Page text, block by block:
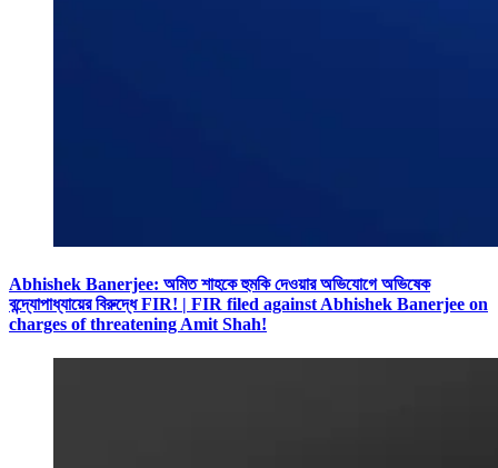
Abhishek Banerjee: অমিত শাহকে হুমকি দেওয়ার অভিযোগে অভিষেক
বন্দ্যোপাধ্যায়ের বিরুদ্ধে FIR! | FIR filed against Abhishek Banerjee on
charges of threatening Amit Shah!